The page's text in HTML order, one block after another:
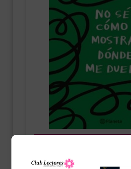
No sé cómo mostrar